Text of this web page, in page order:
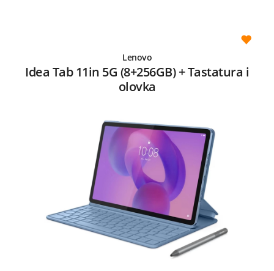
Lenovo
Idea Tab 11in 5G (8+256GB) + Tastatura i
olovka